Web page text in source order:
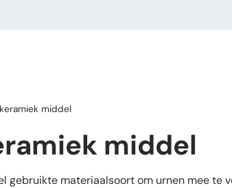
middel
middel
gebruikte materiaalsoort om urnen mee